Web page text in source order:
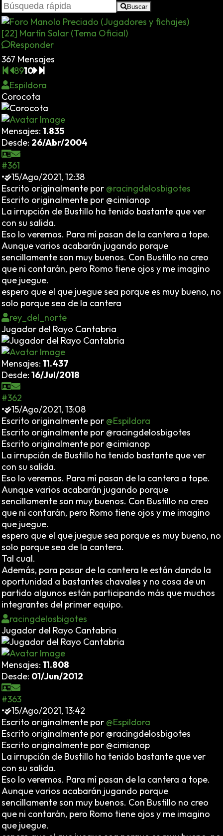
Buscar
[22] Martín Solar (Tema Oficial)
Responder
367 Mensajes
8910
Espildora
Corocota
Mensajes: 1.835
Desde: 26/Abr/2004
#361
•
15/Ago/2021, 12:38
Escrito originalmente por @racingdelosbigotes
Escrito originalmente por @cimianop
La irrupción de Bustillo ha tenido bastante que ver
con su salida.
Eso lo veremos. Para mí pasan de la cantera a tope.
Aunque varios acabarán jugando porque
sencillamente son muy buenos. Con Bustillo no creo
que ni contarán, pero Romo tiene ojos y me imagino
que juegue.
espero que el que juegue sea porque es muy bueno, no
solo porque sea de la cantera
rey_del_norte
Jugador del Rayo Cantabria
Mensajes: 11.437
Desde: 16/Jul/2018
#362
•
15/Ago/2021, 13:08
Escrito originalmente por @Espildora
Escrito originalmente por @racingdelosbigotes
Escrito originalmente por @cimianop
La irrupción de Bustillo ha tenido bastante que ver
con su salida.
Eso lo veremos. Para mí pasan de la cantera a tope.
Aunque varios acabarán jugando porque
sencillamente son muy buenos. Con Bustillo no creo
que ni contarán, pero Romo tiene ojos y me imagino
que juegue.
espero que el que juegue sea porque es muy bueno, no
solo porque sea de la cantera.
Tal cual.
Además, para pasar de la cantera le están dando la
oportunidad a bastantes chavales y no cosa de un
partido algunos están participando más que muchos
integrantes del primer equipo.
racingdelosbigotes
Jugador del Rayo Cantabria
Mensajes: 11.808
Desde: 01/Jun/2012
#363
•
15/Ago/2021, 13:42
Escrito originalmente por @Espildora
Escrito originalmente por @racingdelosbigotes
Escrito originalmente por @cimianop
La irrupción de Bustillo ha tenido bastante que ver
con su salida.
Eso lo veremos. Para mí pasan de la cantera a tope.
Aunque varios acabarán jugando porque
sencillamente son muy buenos. Con Bustillo no creo
que ni contarán, pero Romo tiene ojos y me imagino
que juegue.